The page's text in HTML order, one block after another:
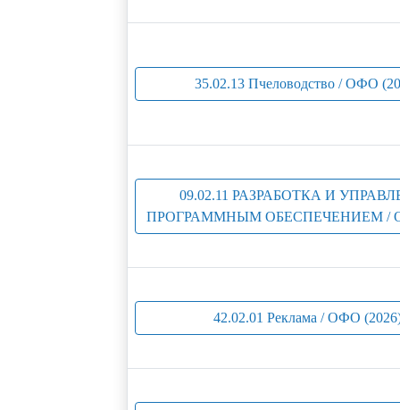
35.02.13 Пчеловодство / ОФО
09.02.11 РАЗРАБОТКА И
ПРОГРАММНЫМ ОБЕСПЕЧЕНИЕМ /
42.02.01 Реклама / ОФО